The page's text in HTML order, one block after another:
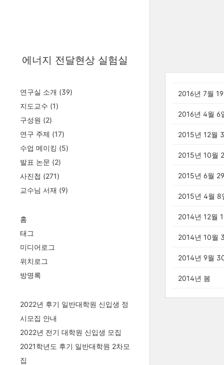
에너지 전달현상 실험실
연구실 소개 (39)
지도교수 (1)
구성원 (2)
연구 주제 (17)
수업 메이킹 (5)
발표 논문 (2)
사진첩 (271)
교수님 서재 (9)
홈
태그
미디어로그
위치로그
방명록
2022년 후기 일반대학원 신입생 정
시모집 안내
2022년 전기 대학원 신입생 모집
2021학년도 후기 일반대학원 2차모
집
2016년 7월
2016년 4월 6
2015년 12월
2015년 10월
2015년 6월
2015년 4월 8
2014년 12월
2014년 10월
2014년 9월
2014년 봄